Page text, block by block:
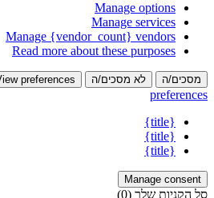
Manage options
Manage services
Manage {vendor_count} vendors
Read more about these purposes
מסכים/ה לא מסכים/ה preferences
preferences
{title}
{title}
{title}
Manage consent
סל הקניות שלך (0)